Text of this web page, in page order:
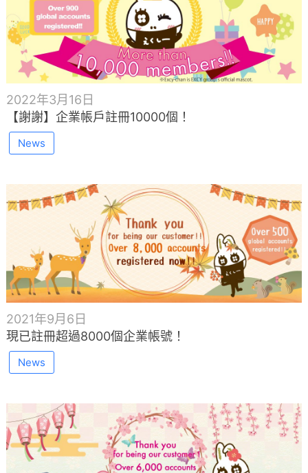
2022年3月16日
【謝謝】企業帳戶註冊10000個！
News
2021年9月6日
現已註冊超過8000個企業帳號！
News